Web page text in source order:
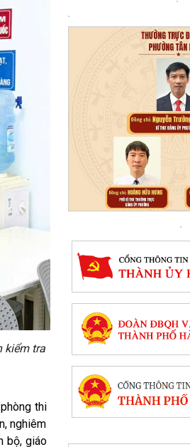
kiểm tra
thi
nghiêm
bộ, giáo